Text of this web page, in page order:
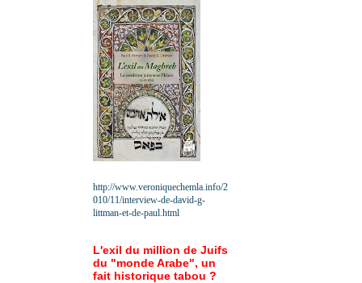
http://www.veroniquechemla.info/2
010/11/interview-de-david-g-
littman-et-de-paul.html
L'exil du million de Juifs
du "monde Arabe", un
fait historique tabou ?